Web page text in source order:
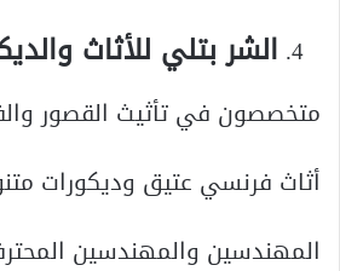
الشر بتلي للأثاث
متخصصون في تأثيث القصور
أثاث فرنسي عتيق وديكورات
المهندسين والمهندسين